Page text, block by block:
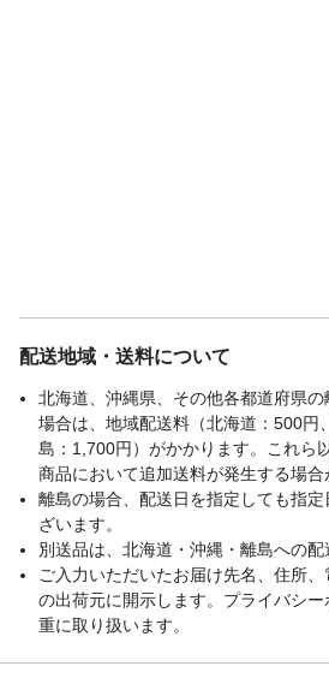
配送地域・送料について
北海道、沖縄県、その他各都道府県
場合は、地域配送料（北海道：500円
島：1,700円）がかかります。これら
商品において追加送料が発生する場合
離島の場合、配送日を指定しても指
ざいます。
別送品は、北海道・沖縄・離島への配
ご入力いただいたお届け先名、住所
の出荷元に開示します。プライバシ
重に取り扱います。